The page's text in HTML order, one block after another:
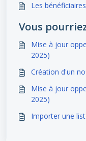
Les bénéficiaires
Vous
Mise à jour
2025)
Création d'un
Mise à jour
2025)
Importer une